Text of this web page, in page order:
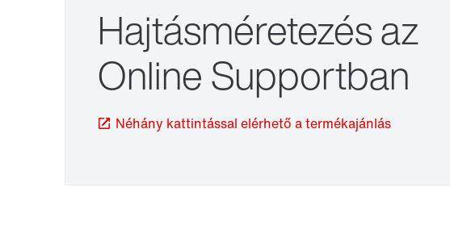
TorqLOC® kapcsolóhüvely Adapter
Hajtásméretezés az
Online Supportban
Néhány kattintással elérhető a termékajánlás